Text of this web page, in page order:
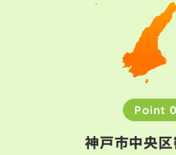
Point
神戸市中央